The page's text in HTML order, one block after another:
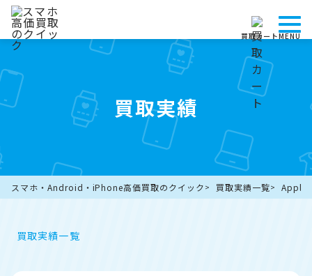
買取カートMENU
買取実績
スマホ・Android・iPhone高価買取のクイック 買取実績一覧 Apple
買取実績一覧